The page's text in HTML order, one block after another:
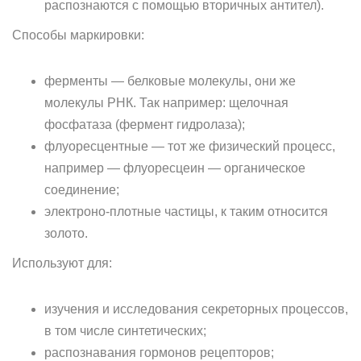
распознаются с помощью вторичных антител).
Способы маркировки:
ферменты — белковые молекулы, они же
молекулы РНК. Так например: щелочная
фосфатаза (фермент гидролаза);
флуоресцентные — тот же физический процесс,
например — флуоресцеин — органическое
соединение;
электроно-плотные частицы, к таким относится
золото.
Используют для:
изучения и исследования секреторных процессов,
в том числе синтетических;
распознавания гормонов рецепторов;